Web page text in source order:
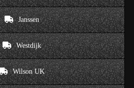
Janssen
Westdijk
Wilson UK